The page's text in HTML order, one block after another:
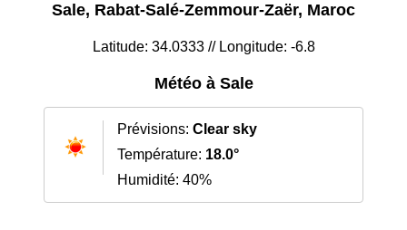
Sale, Rabat-Salé-Zemmour-Zaër, Maroc
Latitude: 34.0333 // Longitude: -6.8
Météo à Sale
Prévisions: Clear sky
Température: 18.0°
Humidité: 40%